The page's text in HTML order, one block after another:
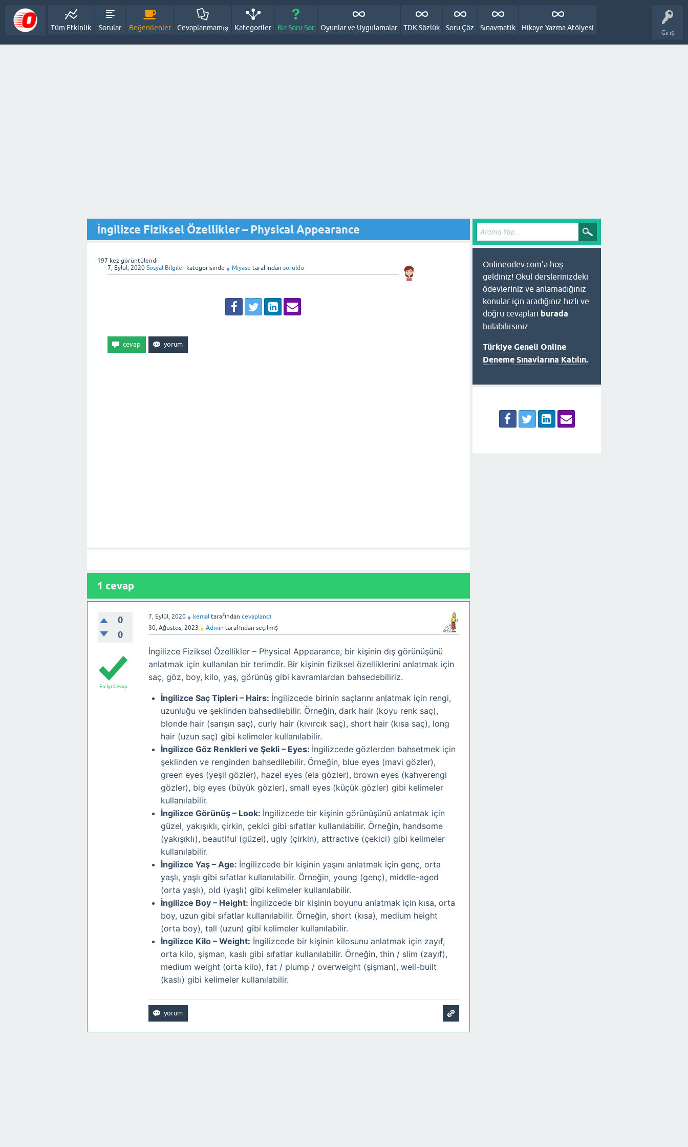
Giriş
Tüm Etkinlik Sorular Beğenilenler Cevaplanmamış Kategoriler Bir Soru Sor Oyunlar ve Uygulamalar TDK Sözlük Soru Çöz Sınavmatik Hikaye Yazma Atölyesi
İngilizce Fiziksel Özellikler – Physical Appearance
197 kez görüntülendi
7, Eylül, 2020 Sosyal Bilgiler kategorisinde ♦ Miyase tarafından soruldu
1 cevap
0
0
7, Eylül, 2020 ♦ kemal tarafından cevaplandı
30, Ağustos, 2023 ♦ Admin tarafından seçilmiş
En İyi Cevap
İngilizce Fiziksel Özellikler – Physical Appearance, bir kişinin dış görünüşünü
anlatmak için kullanılan bir terimdir. Bir kişinin fiziksel özelliklerini anlatmak için
saç, göz, boy, kilo, yaş, görünüş gibi kavramlardan bahsedebiliriz.
İngilizce Saç Tipleri – Hairs: İngilizcede birinin saçlarını anlatmak için rengi,
uzunluğu ve şeklinden bahsedilebilir. Örneğin, dark hair (koyu renk saç),
blonde hair (sarışın saç), curly hair (kıvırcık saç), short hair (kısa saç), long
hair (uzun saç) gibi kelimeler kullanılabilir.
İngilizce Göz Renkleri ve Şekli – Eyes: İngilizcede gözlerden bahsetmek için
şeklinden ve renginden bahsedilebilir. Örneğin, blue eyes (mavi gözler),
green eyes (yeşil gözler), hazel eyes (ela gözler), brown eyes (kahverengi
gözler), big eyes (büyük gözler), small eyes (küçük gözler) gibi kelimeler
kullanılabilir.
İngilizce Görünüş – Look: İngilizcede bir kişinin görünüşünü anlatmak için
güzel, yakışıklı, çirkin, çekici gibi sıfatlar kullanılabilir. Örneğin, handsome
(yakışıklı), beautiful (güzel), ugly (çirkin), attractive (çekici) gibi kelimeler
kullanılabilir.
İngilizce Yaş – Age: İngilizcede bir kişinin yaşını anlatmak için genç, orta
yaşlı, yaşlı gibi sıfatlar kullanılabilir. Örneğin, young (genç), middle-aged
(orta yaşlı), old (yaşlı) gibi kelimeler kullanılabilir.
İngilizce Boy – Height: İngilizcede bir kişinin boyunu anlatmak için kısa, orta
boy, uzun gibi sıfatlar kullanılabilir. Örneğin, short (kısa), medium height
(orta boy), tall (uzun) gibi kelimeler kullanılabilir.
İngilizce Kilo – Weight: İngilizcede bir kişinin kilosunu anlatmak için zayıf,
orta kilo, şişman, kaslı gibi sıfatlar kullanılabilir. Örneğin, thin / slim (zayıf),
medium weight (orta kilo), fat / plump / overweight (şişman), well-built
(kaslı) gibi kelimeler kullanılabilir.
Onlineodev.com'a hoş
geldiniz! Okul derslerinizdeki
ödevleriniz ve anlamadığınız
konular için aradığınız hızlı ve
doğru cevapları burada
bulabilirsiniz.
Türkiye Geneli Online
Deneme Sınavlarına Katılın.